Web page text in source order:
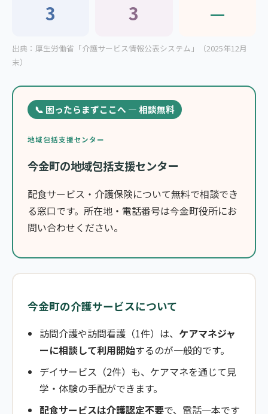
3 3 —
出典：厚生労働省「介護サービス情報公表システム」（2025年12月
末）
📞 困ったらまずここへ — 相談無料
地域包括支援センター
今金町の地域包括支援センター
配食サービス・介護保険について無料で相談でき
る窓口です。所在地・電話番号は今金町役所にお
問い合わせください。
今金町の介護サービスについて
訪問介護や訪問看護（1件）は、 ケアマネジャ
ーに相談して利用開始するのが一般的です。
デイサービス（2件）も、ケアマネを通じて見
学・体験の手配ができます。
配食サービスは介護認定不要で、電話一本です